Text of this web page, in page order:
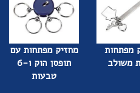
מפתחות
משולב
מחזיק מפתחות עם
תופסן הוק ו-6
טבעות